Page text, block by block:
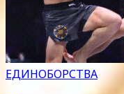
ЕДИНОБОРСТВА